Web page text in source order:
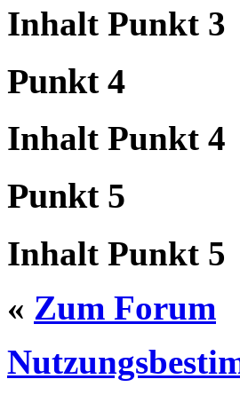
Inhalt Punkt 3
Punkt 4
Inhalt Punkt 4
Punkt 5
Inhalt Punkt 5
« Zum Forum